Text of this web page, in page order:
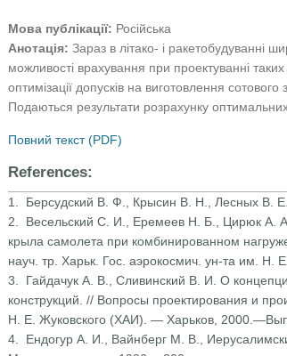
Мова публікації: Російська
Анотація: Зараз в літако- і ракетобудуванні
можливості врахування при проектуванні
оптимізації допусків на виготовлення
Подаються результати розрахунку
Повний текст (PDF)
References:
1. Берсудский В. Ф., Крысин В. Н., Лесных В.
2. Весельский С. И., Еремеев Н. Б., Цирюк А. А.
крыла самолета при комбинированном
науч. тр. Харьк. Гос. аэрокосмич. ун-та им.
3. Гайдачук А. В., Сливинский В. И. О
конструкций. // Вопросы проектирования и
Н. Е. Жуковского (ХАИ). — Харьков,
4. Ендогур А. И., Вайнберг М. В.,